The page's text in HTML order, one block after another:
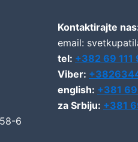
6
Kontaktirajte
email:
tel: +382 69 111
Viber:
english: +381
za Srbiju: +381